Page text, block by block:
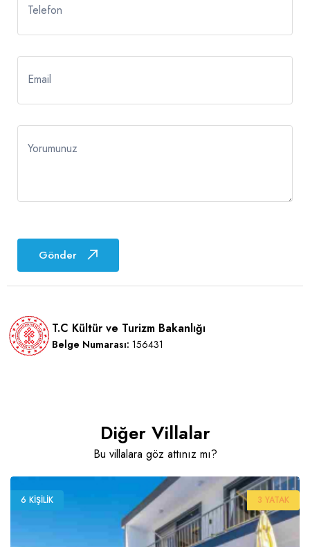
Telefon
Email
Yorumunuz
Gönder
T.C Kültür ve Turizm Bakanlığı
Belge Numarası: 156431
Diğer Villalar
Bu villalara göz attınız mı?
6 KIŞILIK 3 YATAK